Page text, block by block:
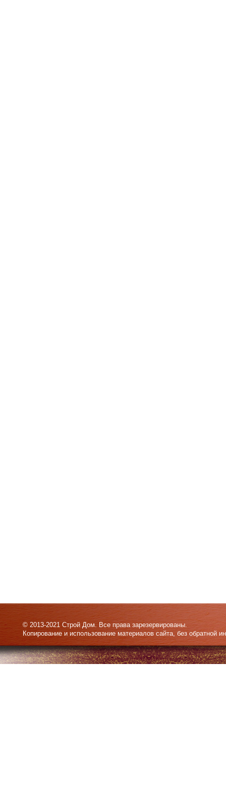
© 2013-2021 Строй Дом. Все права зарезервированы.
Копирование и использование материалов сайта, без обратной